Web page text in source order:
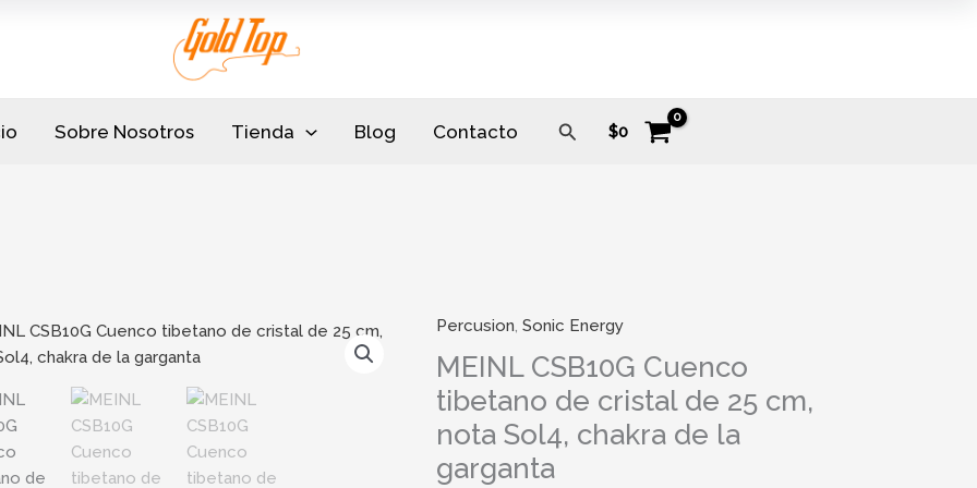
Sobre Nosotros Tienda Blog Contacto Buscar
$0
Percusion ,Sonic Energy
MEINL CSB10G Cuenco
tibetano de cristal de 25 cm,
nota Sol4, chakra de la
garganta
MEINL
CSB10G
Cuenco
tibetano
de
cristal